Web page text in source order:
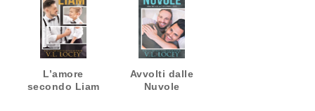
L’amore
secondo Liam
Avvolti dalle
Nuvole